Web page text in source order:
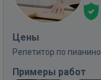
Цены
Репетитор по пианино
Примеры работ